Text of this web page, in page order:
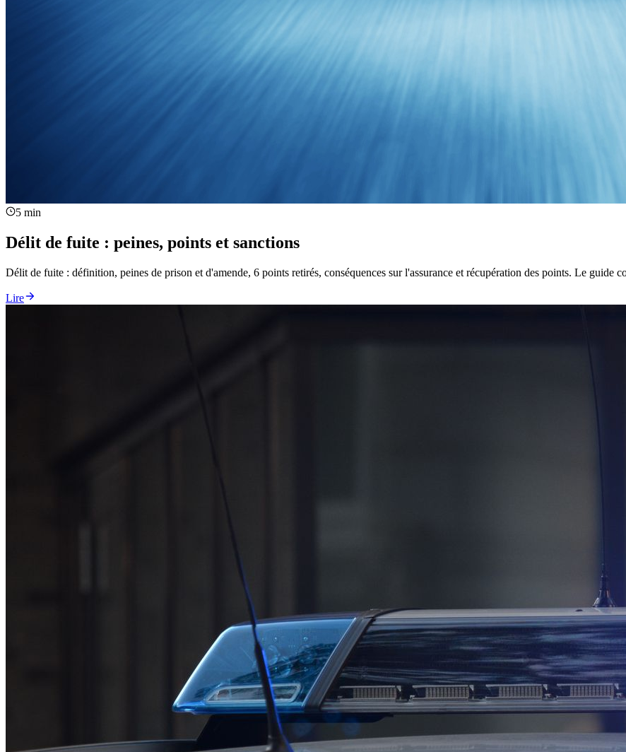
5 min
Délit de fuite : peines, points et sanctions
Délit de fuite : définition, peines de prison et d'amende, 6 points retirés, conséquences sur l'assurance et récupération des points. Le guide
Lire